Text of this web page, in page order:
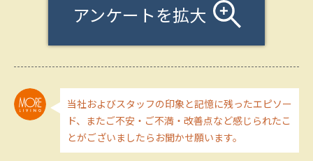
アンケートを拡大
当社およびスタッフの印象と記憶に残ったエピソー
ド、またご不安・ご不満・改善点など感じられたこ
とがございましたらお聞かせ願います。